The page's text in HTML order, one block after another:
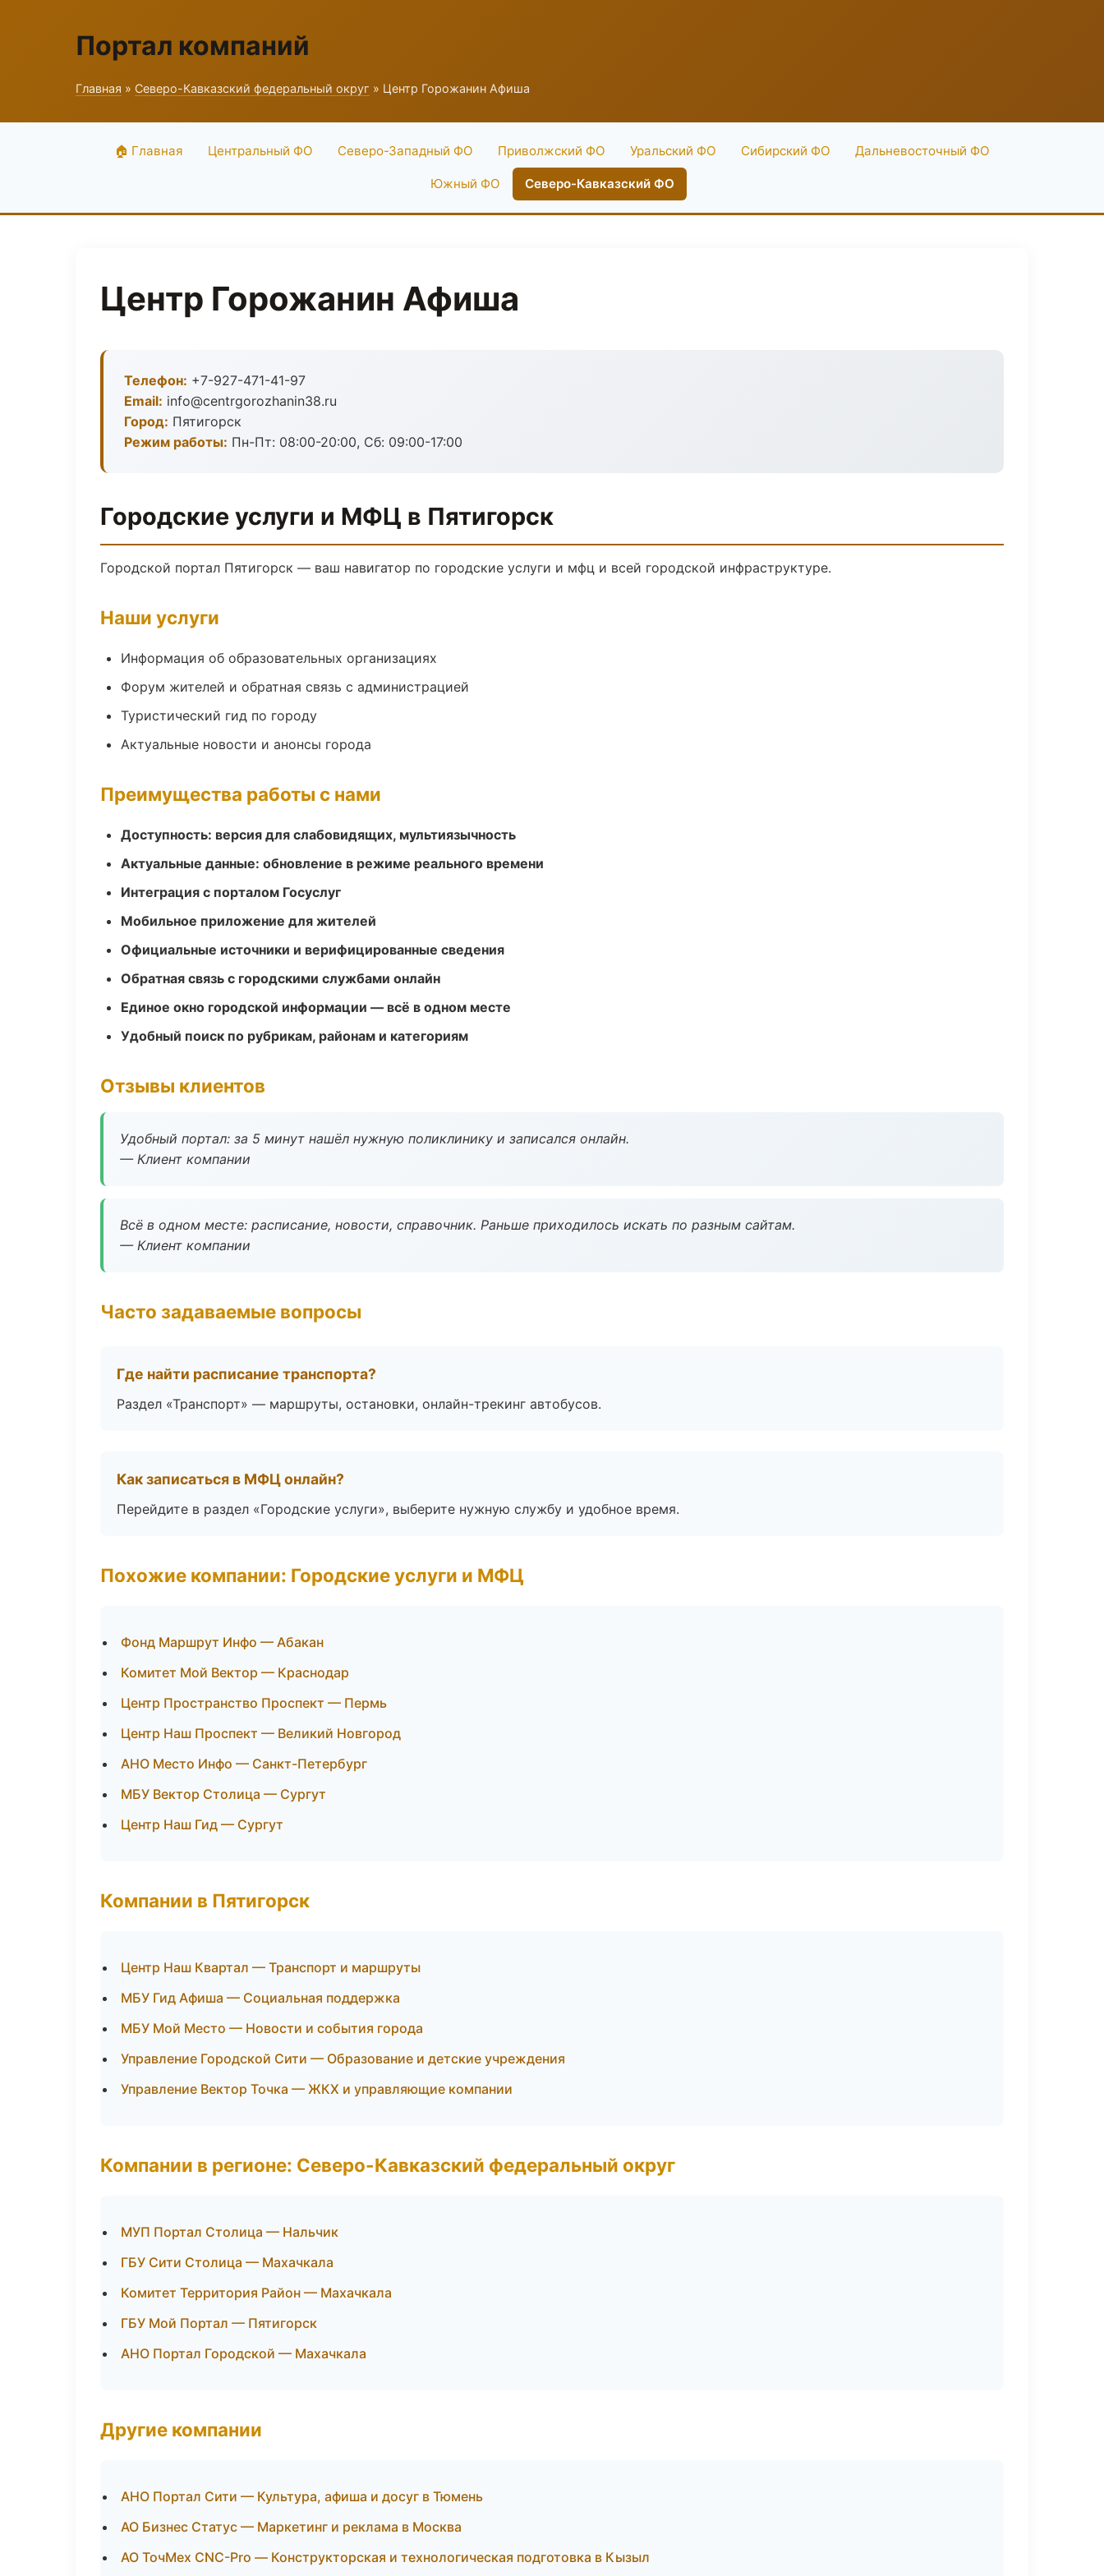
Портал компаний
Главная » Северо-Кавказский федеральный округ » Центр Горожанин Афиша
🏠 Главная Центральный ФО Северо-Западный ФО Приволжский ФО Уральский ФО Сибирский ФО Дальневосточный ФО
Южный ФО Северо-Кавказский ФО
Центр Горожанин Афиша
Телефон: +7-927-471-41-97
Email: info@centrgorozhanin38.ru
Город: Пятигорск
Режим работы: Пн-Пт: 08:00-20:00, Сб: 09:00-17:00
Городские услуги и МФЦ в Пятигорск
Городской портал Пятигорск — ваш навигатор по городские услуги и мфц и всей городской инфраструктуре.
Наши услуги
Информация об образовательных организациях
Форум жителей и обратная связь с администрацией
Туристический гид по городу
Актуальные новости и анонсы города
Преимущества работы с нами
Доступность: версия для слабовидящих, мультиязычность
Актуальные данные: обновление в режиме реального времени
Интеграция с порталом Госуслуг
Мобильное приложение для жителей
Официальные источники и верифицированные сведения
Обратная связь с городскими службами онлайн
Единое окно городской информации — всё в одном месте
Удобный поиск по рубрикам, районам и категориям
Отзывы клиентов
Удобный портал: за 5 минут нашёл нужную поликлинику и записался онлайн.
— Клиент компании
Всё в одном месте: расписание, новости, справочник. Раньше приходилось искать по разным сайтам.
— Клиент компании
Часто задаваемые вопросы
Где найти расписание транспорта?
Раздел «Транспорт» — маршруты, остановки, онлайн-трекинг автобусов.
Как записаться в МФЦ онлайн?
Перейдите в раздел «Городские услуги», выберите нужную службу и удобное время.
Похожие компании: Городские услуги и МФЦ
Фонд Маршрут Инфо — Абакан
Комитет Мой Вектор — Краснодар
Центр Пространство Проспект — Пермь
Центр Наш Проспект — Великий Новгород
АНО Место Инфо — Санкт-Петербург
МБУ Вектор Столица — Сургут
Центр Наш Гид — Сургут
Компании в Пятигорск
Центр Наш Квартал — Транспорт и маршруты
МБУ Гид Афиша — Социальная поддержка
МБУ Мой Место — Новости и события города
Управление Городской Сити — Образование и детские учреждения
Управление Вектор Точка — ЖКХ и управляющие компании
Компании в регионе: Северо-Кавказский федеральный округ
МУП Портал Столица — Нальчик
ГБУ Сити Столица — Махачкала
Комитет Территория Район — Махачкала
ГБУ Мой Портал — Пятигорск
АНО Портал Городской — Махачкала
Другие компании
АНО Портал Сити — Культура, афиша и досуг в Тюмень
АО Бизнес Статус — Маркетинг и реклама в Москва
АО ТочМех CNC-Pro — Конструкторская и технологическая подготовка в Кызыл